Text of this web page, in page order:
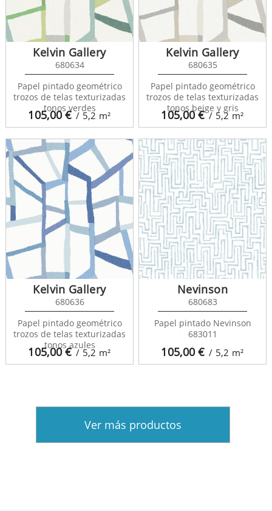
105,00€ / 5,2 m²
Kelvin Gallery
680634
Papel pintado geométrico
trozos de telas texturizadas
tonos verdes
105,00€ / 5,2 m²
Kelvin Gallery
680635
Papel pintado geométrico
trozos de telas texturizadas
tonos beige y gris
105,00€ / 5,2 m²
Kelvin Gallery
680636
Papel pintado geométrico
trozos de telas texturizadas
tonos azules
105,00€ / 5,2 m²
Nevinson
680683
Papel pintado Nevinson
683011
Ver más productos